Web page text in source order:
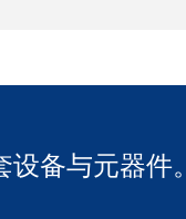
备与元器件。